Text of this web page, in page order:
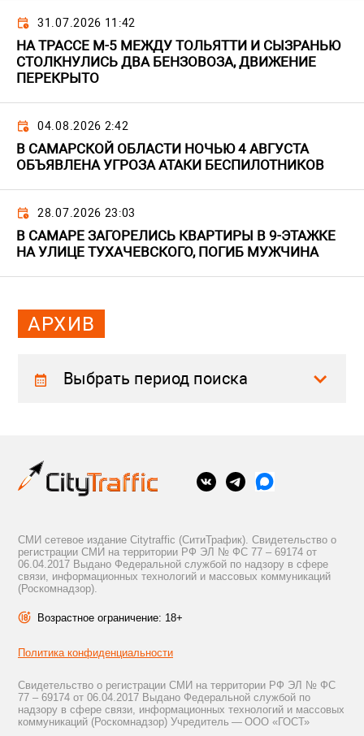
31.07.2026 11:42
НА ТРАССЕ М-5 МЕЖДУ ТОЛЬЯТТИ И СЫЗРАНЬЮ
СТОЛКНУЛИСЬ ДВА БЕНЗОВОЗА, ДВИЖЕНИЕ
ПЕРЕКРЫТО
04.08.2026 2:42
В САМАРСКОЙ ОБЛАСТИ НОЧЬЮ 4 АВГУСТА
ОБЪЯВЛЕНА УГРОЗА АТАКИ БЕСПИЛОТНИКОВ
28.07.2026 23:03
В САМАРЕ ЗАГОРЕЛИСЬ КВАРТИРЫ В 9-ЭТАЖКЕ
НА УЛИЦЕ ТУХАЧЕВСКОГО, ПОГИБ МУЖЧИНА
АРХИВ
Выбрать период поиска
СМИ сетевое издание Citytraffic (СитиТрафик). Свидетельство о
регистрации СМИ на территории РФ ЭЛ № ФС 77 – 69174 от
06.04.2017 Выдано Федеральной службой по надзору в сфере
связи, информационных технологий и массовых коммуникаций
(Роскомнадзор).
Возрастное ограничение: 18+
Политика конфиденциальности
Свидетельство о регистрации СМИ на территории РФ ЭЛ № ФС
77 – 69174 от 06.04.2017 Выдано Федеральной службой по
надзору в сфере связи, информационных технологий и массовых
коммуникаций (Роскомнадзор) Учредитель — ООО «ГОСТ»